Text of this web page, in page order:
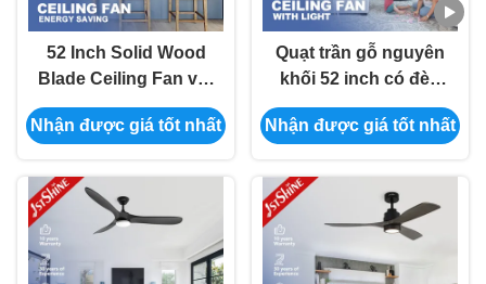
52 Inch Solid Wood
Blade Ceiling Fan với
điều khiển từ xa
Nhận được giá tốt nhất
Quạt trần gỗ nguyên
khối 52 inch có đèn
LED và điều khiển từ
xa, hoạt động êm ái
Nhận được giá tốt nhất